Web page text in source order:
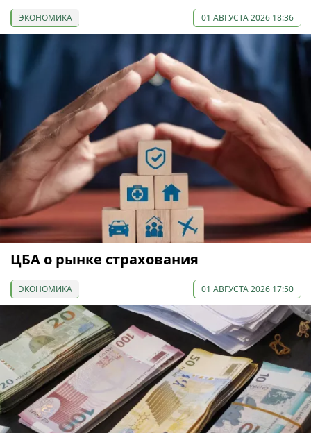
ЭКОНОМИКА 01 АВГУСТА 2026 18:36
ЦБА о рынке страхования
ЭКОНОМИКА 01 АВГУСТА 2026 17:50